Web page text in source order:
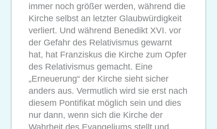
immer noch größer werden, während die
Kirche selbst an letzter Glaubwürdigkeit
verliert. Und während Benedikt XVI. vor
der Gefahr des Relativismus gewarnt
hat, hat Franziskus die Kirche zum Opfer
des Relativismus gemacht. Eine
„Erneuerung“ der Kirche sieht sicher
anders aus. Vermutlich wird sie erst nach
diesem Pontifikat möglich sein und dies
nur dann, wenn sich die Kirche der